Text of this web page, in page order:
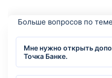
Больше вопросов по теме
Мне нужно открыть
Точка Банке.